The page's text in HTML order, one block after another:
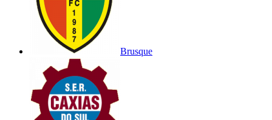
Brusque